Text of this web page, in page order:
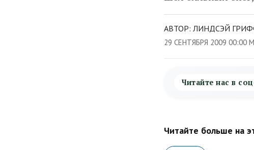
АВТОР: ЛИНДСЭЙ
29 СЕНТЯБРЯ 2009 00:00
Читайте нас в
Читайте больше на